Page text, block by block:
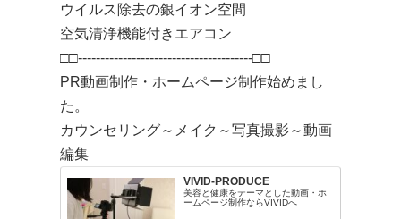
ウイルス除去の銀イオン空間
空気清浄機能付きエアコン
□□---------------------------------------□□
PR動画制作・ホームページ制作始めまし
た。
カウンセリング～メイク～写真撮影～動画
編集
VIVID-PRODUCE
美容と健康をテーマとした動画・ホ
ームページ制作ならVIVIDへ